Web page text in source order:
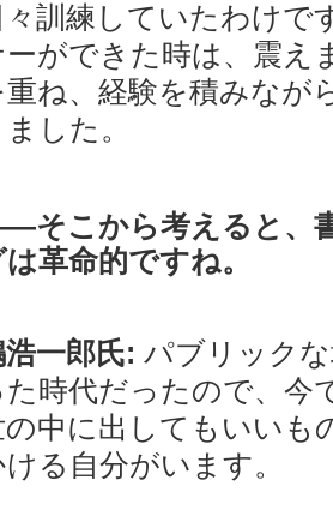
々訓練していたわけで
ーができた時は、震え
重ね、経験を積みなが
ました。
そこから考えると、
は革命的ですね。
一郎氏: パブリック
た時代だったので、今
の中に出してもいいも
ける自分がいます。